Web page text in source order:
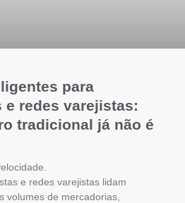
para
e redes varejistas:
tradicional já não é
e redes varejistas lidam
volumes de mercadorias,